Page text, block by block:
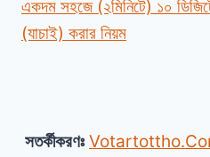
একদম সহজে (২মিনিটে) ১০
(যাচাই) করার নিয়ম
সতর্কীকরণঃ